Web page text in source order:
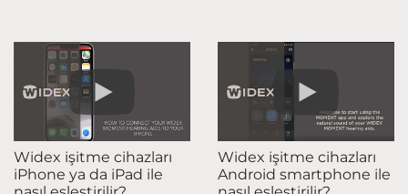
Widex işitme cihazları
iPhone ya da iPad ile
Widex işitme cihazları
Android smartphone ile